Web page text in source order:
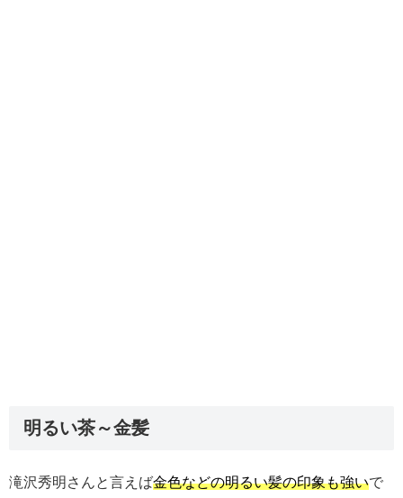
明るい茶～金髪
滝沢秀明さんと言えば金色などの明るい髪の印象も強いで